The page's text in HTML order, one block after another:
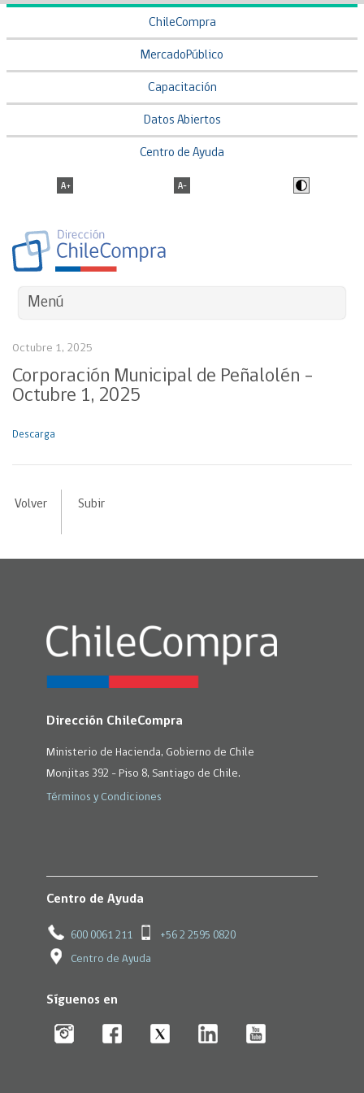
ChileCompra
MercadoPúblico
Capacitación
Datos Abiertos
Centro de Ayuda
Menú
Octubre 1, 2025
Corporación Municipal de Peñalolén –
Octubre 1, 2025
Descarga
Volver Subir
Dirección ChileCompra
Ministerio de Hacienda, Gobierno de Chile
Monjitas 392 - Piso 8, Santiago de Chile.
Términos y Condiciones
Centro de Ayuda
600 0061 211 +56 2 2595 0820
Centro de Ayuda
Síguenos en